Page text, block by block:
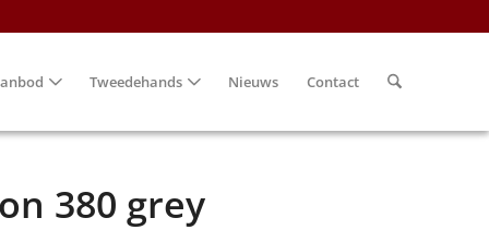
Tweedehands Nieuws Contact
380 grey